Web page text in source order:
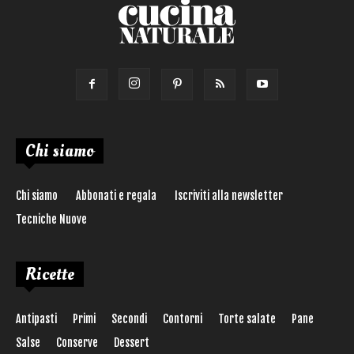
Chi siamo
Chi siamo Abbonati e regala
Iscriviti alla newsletter
Tecniche Nuove
Ricette
Antipasti Primi Secondi Contorni Torte salate
Pane
Salse
Conserve Dessert